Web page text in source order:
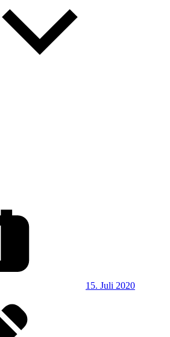
15. Juli 2020